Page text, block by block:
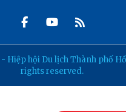
Hiệp hội Du lịch Thành phố
rights reserved.